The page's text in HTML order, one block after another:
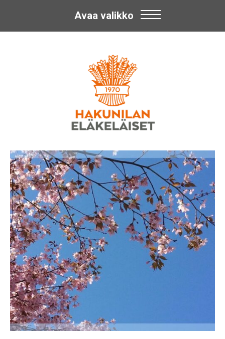
Eläkeläiset
ry
Avaa valikko